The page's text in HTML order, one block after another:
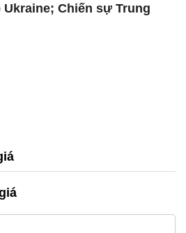
Chiến sự Trung